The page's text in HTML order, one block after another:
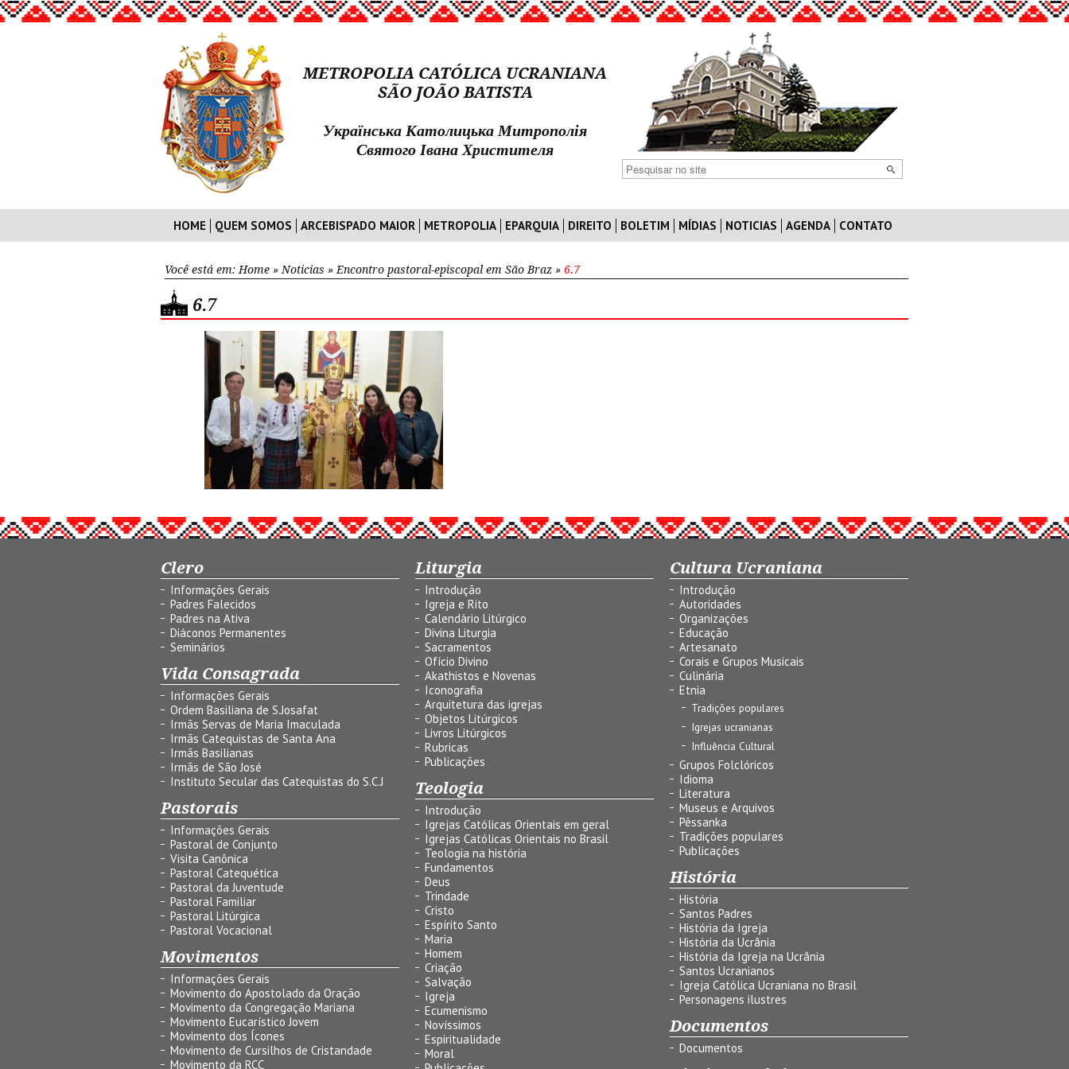
METROPOLIA CATÓLICA UCRANIANA
SÃO JOÃO BATISTA
Українська Католицька Митрополія
Святого Івана Христителя
HOME QUEM SOMOS ARCEBISPADO MAIOR METROPOLIA EPARQUIA DIREITO BOLETIM MÍDIAS NOTICIAS AGENDA CONTATO
Você está em: Home » Noticias » Encontro pastoral-episcopal em São Braz » 6.7
6.7
Clero
Informações Gerais
Padres Falecidos
Padres na Ativa
Diáconos Permanentes
Seminários
Vida Consagrada
Informações Gerais
Ordem Basiliana de S.Josafat
Irmãs Servas de Maria Imaculada
Irmãs Catequistas de Santa Ana
Irmãs Basilianas
Irmãs de São José
Instituto Secular das Catequistas do S.C.J
Pastorais
Informações Gerais
Pastoral de Conjunto
Visita Canônica
Pastoral Catequética
Pastoral da Juventude
Pastoral Familiar
Pastoral Litúrgica
Pastoral Vocacional
Movimentos
Informações Gerais
Movimento do Apostolado da Oração
Movimento da Congregação Mariana
Movimento Eucarístico Jovem
Movimento dos Ícones
Movimento de Cursilhos de Cristandade
Movimento da RCC
Liturgia
Introdução
Igreja e Rito
Calendário Litúrgico
Divina Liturgia
Sacramentos
Ofício Divino
Akathistos e Novenas
Iconografia
Arquitetura das igrejas
Objetos Litúrgicos
Livros Litúrgicos
Rubricas
Publicações
Teologia
Introdução
Igrejas Católicas Orientais em geral
Igrejas Católicas Orientais no Brasil
Teologia na história
Fundamentos
Deus
Trindade
Cristo
Espírito Santo
Maria
Homem
Criação
Salvação
Igreja
Ecumenismo
Novíssimos
Espiritualidade
Moral
Cultura Ucraniana
Introdução
Autoridades
Organizações
Educação
Artesanato
Corais e Grupos Musicais
Culinária
Etnia
Tradições populares
Igrejas ucranianas
Influência Cultural
Grupos Folclóricos
Idioma
Literatura
Museus e Arquivos
Pêssanka
Tradições populares
Publicações
História
História
Santos Padres
História da Igreja
História da Ucrânia
História da Igreja na Ucrânia
Santos Ucranianos
Igreja Católica Ucraniana no Brasil
Personagens ilustres
Documentos
Documentos